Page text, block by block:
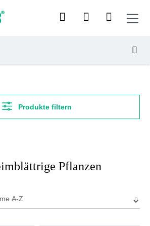
Produkte filtern
Pflanzen